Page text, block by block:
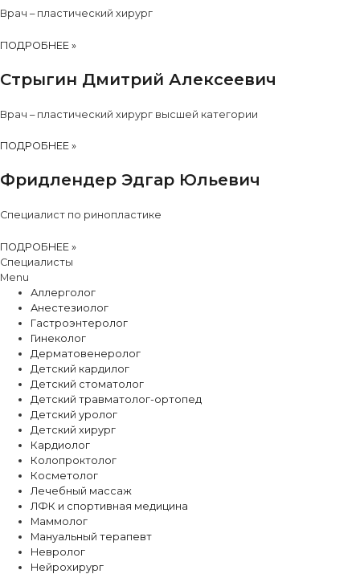
Врач – пластический хирург
ПОДРОБНЕЕ »
Стрыгин Дмитрий Алексеевич
Врач – пластический хирург высшей категории
ПОДРОБНЕЕ »
Фридлендер Эдгар Юльевич
Специалист по ринопластике
ПОДРОБНЕЕ »
Специалисты
Menu
Аллерголог
Анестезиолог
Гастроэнтеролог
Гинеколог
Дерматовенеролог
Детский кардилог
Детский стоматолог
Детский травматолог-ортопед
Детский уролог
Детский хирург
Кардиолог
Колопроктолог
Косметолог
Лечебный массаж
ЛФК и спортивная медицина
Маммолог
Мануальный терапевт
Невролог
Нейрохирург